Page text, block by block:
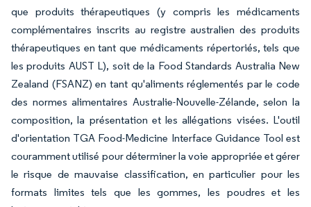
que produits thérapeutiques (y compris les médicaments
complémentaires inscrits au registre australien des produits
thérapeutiques en tant que médicaments répertoriés, tels que
les produits AUST L), soit de la Food Standards Australia New
Zealand (FSANZ) en tant qu'aliments réglementés par le code
des normes alimentaires Australie-Nouvelle-Zélande, selon la
composition, la présentation et les allégations visées. L'outil
d'orientation TGA Food-Medicine Interface Guidance Tool est
couramment utilisé pour déterminer la voie appropriée et gérer
le risque de mauvaise classification, en particulier pour les
formats limites tels que les gommes, les poudres et les